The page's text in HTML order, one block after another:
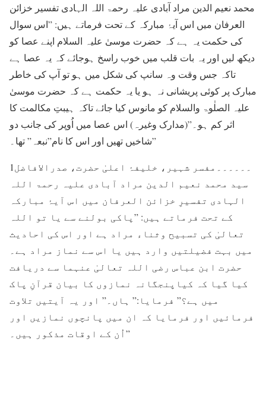
محمد نعیم الدین مراد آبادی علیہ رحمۃ اللہ الہادی تفسیر خزائن
العرفان میں اس آیۂ مبارکہ کے تحت فرماتے ہیں: ”اس سوال
کی حکمت یہ ہے کہ حضرت موسیٰ علیہ السلام اپنے عصا کو
دیکھ لیں اور یہ بات قلب میں خوب راسخ ہوجائے کہ یہ عصا ہے
تاکہ جس وقت وہ سانپ کی شکل میں ہو تو آپ کی خاطر
مبارک پر کوئی پریشانی نہ ہو یا یہ حکمت ہے کہ حضرت موسیٰ
علیہ الصلٰوۃ والسلام کو مانوس کیا جائے تاکہ ہیبتِ مکالمت کا
اثر کم ہو۔”(مدارک وغیرہ) اس عصا میں اُوپر کی جانب دو
شاخیں تھیں اور اس کا نام”نبعہ” تھا۔”
1۔۔۔۔۔۔مفسر شہیر، خلیفۂ اعلیٰ حضرت، صدرالافاضل
سید محمد نعیم الدین مراد آبادی علیہ رحمۃ اللہ
الہادی تفسیرِ خزائن العرفان میں اس آیۂ مبارکہ
کے تحت فرماتے ہیں: ”پاکی بولنے سے یا تو اللہ
تعالیٰ کی تسبیح وثناء مراد ہے اور اس کی احادیث
میں بہت فضیلتیں وارد ہیں یا اس سے نماز مراد ہے۔
حضرت ابن عباس رضی اللہ تعالیٰ عنہما سے دریافت
کیا گیا کہ کیاپنجگانہ نمازوں کا بیان قرآنِ پاک
میں ہے؟” فرمایا:” ہاں۔” اور یہ آیتیں تلاوت
فرمائیں اور فرمایا کہ ان میں پانچوں نمازیں اور
اُن کے اوقات مذکور ہیں۔”